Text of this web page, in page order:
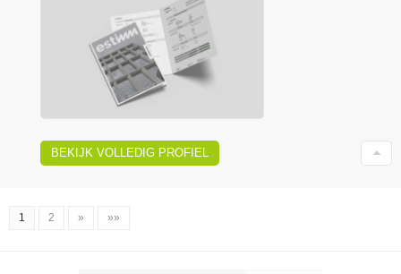
BEKIJK VOLLEDIG PROFIEL
1 2 » »»